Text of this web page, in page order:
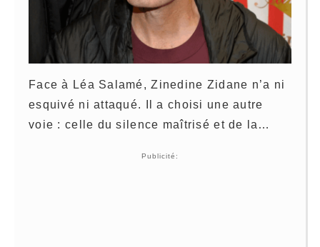
Face à Léa Salamé, Zinedine Zidane n’a ni
esquivé ni attaqué. Il a choisi une autre
voie : celle du silence maîtrisé et de la…
Publicité: